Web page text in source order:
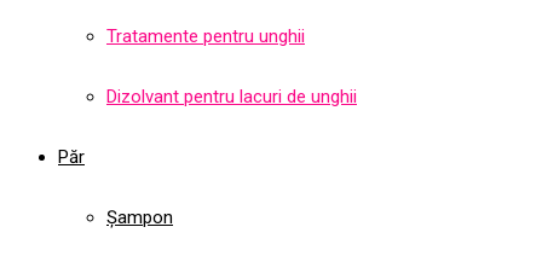
Tratamente pentru unghii
Dizolvant pentru lacuri de unghii
Păr
Șampon